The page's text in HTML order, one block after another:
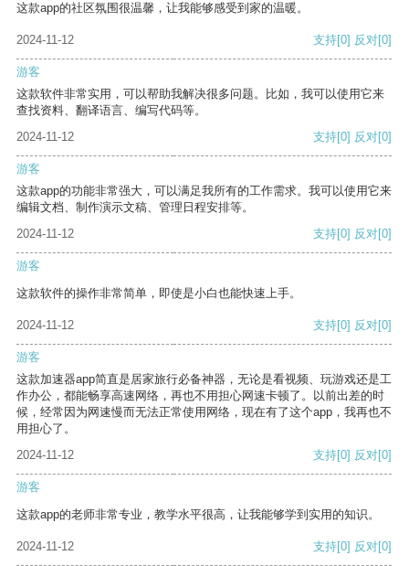
这款app的社区氛围很温馨，让我能够感受到家的温暖。
2024-11-12 支持[0] 反对[0]
游客
这款软件非常实用，可以帮助我解决很多问题。比如，我可以使用它来
查找资料、翻译语言、编写代码等。
2024-11-12
支持[0] 反对[0]
游客
这款app的功能非常强大，可以满足我所有的工作需求。我可以使用它来
编辑文档、制作演示文稿、管理日程安排等。
2024-11-12
支持[0] 反对[0]
游客
这款软件的操作非常简单，即使是小白也能快速上手。
2024-11-12 支持[0] 反对[0]
游客
这款加速器app简直是居家旅行必备神器，无论是看视频、玩游戏还是工
作办公，都能畅享高速网络，再也不用担心网速卡顿了。以前出差的时
候，经常因为网速慢而无法正常使用网络，现在有了这个app，我再也不
用担心了。
2024-11-12
支持[0] 反对[0]
游客
这款app的老师非常专业，教学水平很高，让我能够学到实用的知识。
2024-11-12 支持[0] 反对[0]